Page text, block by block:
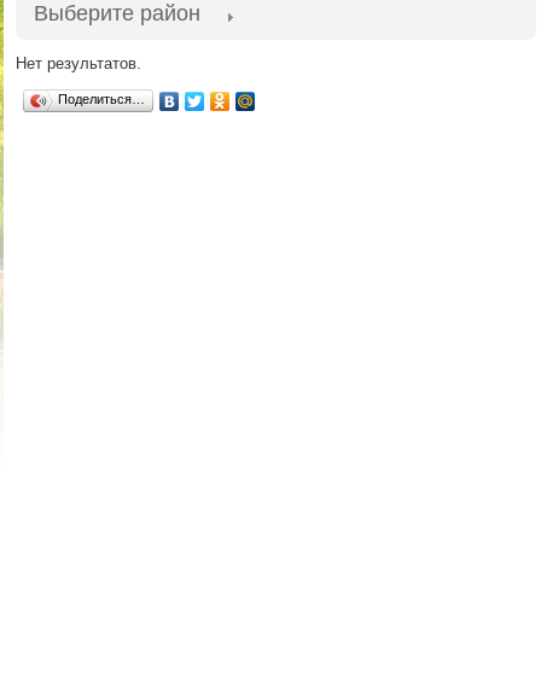
Выберите район
Нет результатов.
Поделиться…